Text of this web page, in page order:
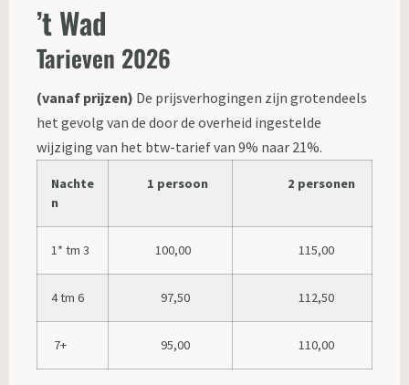
’t Wad
Tarieven 2026
(vanaf prijzen) De prijsverhogingen zijn grotendeels
het gevolg van de door de overheid ingestelde
wijziging van het btw-tarief van 9% naar 21%.
Nachte
n
1 persoon 2 personen
1* tm 3 100,00 115,00
4 tm 6 97,50 112,50
7+ 95,00 110,00